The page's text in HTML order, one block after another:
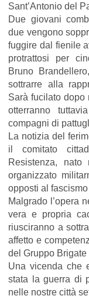
Sant’Antonio del
Due giovani
due vengono
fuggire dal fienile
protrattosi per
Bruno
sottrarre alla
Sarà fucilato dopo
otterranno
compagni di
La notizia del
il comitato
Resistenza,
organizzato
opposti al
Malgrado l’opera
vera e propria
riusciranno a
affetto e
del Gruppo
Una vicenda che
stata la guerra di
nelle nostre città